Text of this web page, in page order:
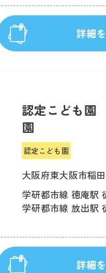
詳細
認定こども園
園
認定こども園
大阪府東大阪市稲
学研都市線 徳庵駅
学研都市線 放出駅
詳細